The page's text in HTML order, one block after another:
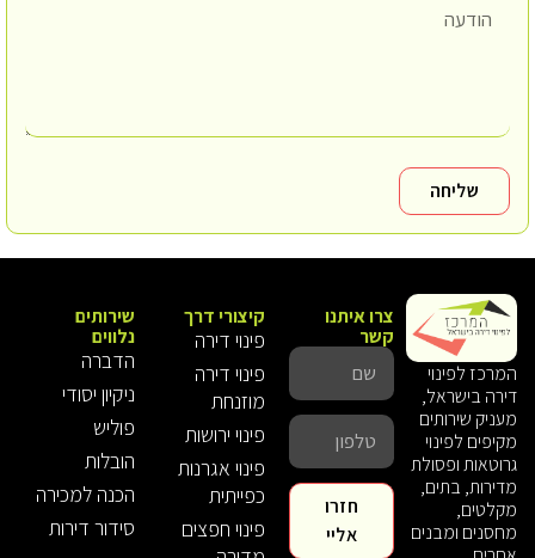
שליחה
המרכז לפינוי
דירה בישראל,
מעניק שירותים
מקיפים לפינוי
גרוטאות ופסולת
מדירות, בתים,
מקלטים,
מחסנים ומבנים
קיצורי דרך
פינוי דירה
פינוי דירה
מוזנחת
פינוי ירושות
פינוי אגרנות
כפייתית
פינוי חפצים
שירותים
נלווים
הדברה
ניקיון יסודי
פוליש
הובלות
הכנה למכירה
סידור דירות
צרו איתנו
קשר
חזרו
אליי